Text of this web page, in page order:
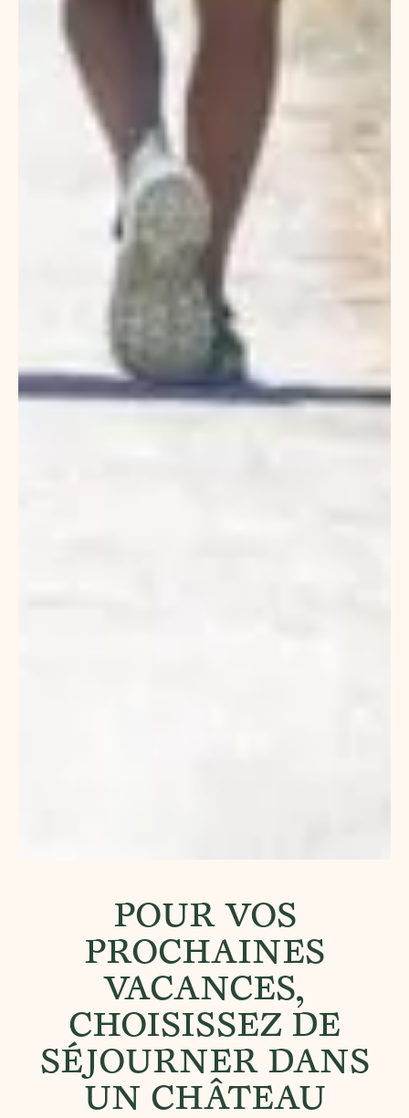
POUR VOS
PROCHAINES
VACANCES,
CHOISISSEZ DE
SÉJOURNER DANS
UN CHÂTEAU